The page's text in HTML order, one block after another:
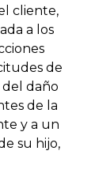
cliente,
a los
de
del daño
de la
y a un
su hijo,